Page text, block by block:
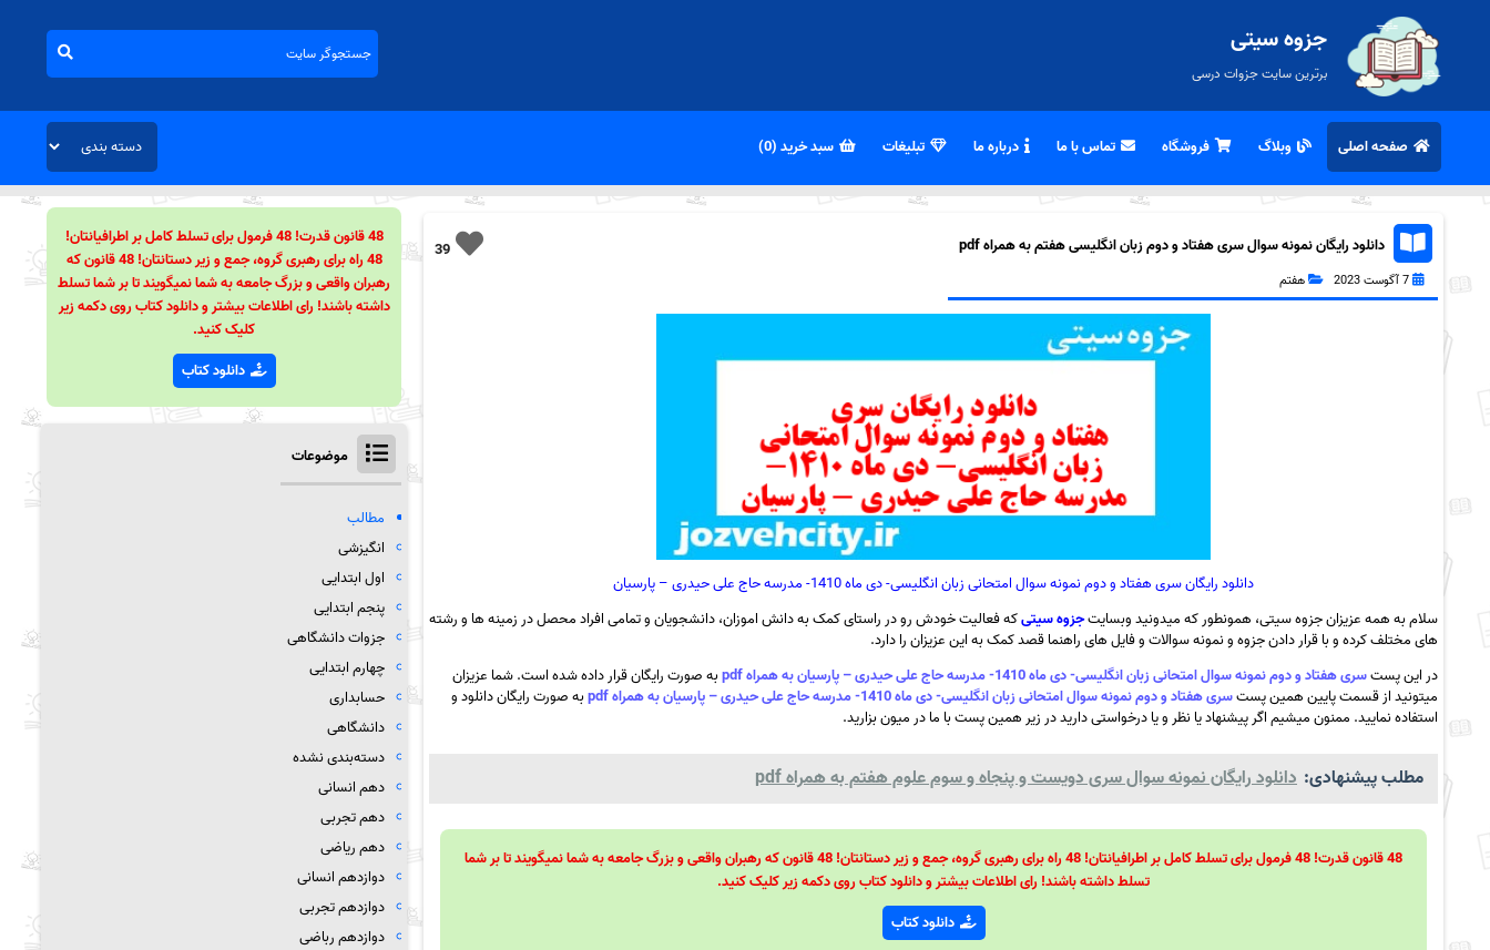
جزوه سیتی
برترین سایت جزوات درسی
صفحه اصلی وبلاگ فروشگاه تماس با ما درباره ما تبلیغات سبد خرید (0)
39 دانلود رایگان نمونه سوال سری هفتاد و دوم زبان انگلیسی هفتم به همراه pdf
7 آگوست 2023 هفتم
دانلود رایگان سری هفتاد و دوم نمونه سوال امتحانی زبان انگلیسی- دی ماه 1410- مدرسه حاج علی حیدری – پارسیان
سلام به همه عزیزان جزوه سیتی، همونطور که میدونید وبسایتجزوه سیتیکه فعالیت خودش رو در راستای کمک به دانش اموزان، دانشجویان و تمامی افراد محصل در زمینه ها و رشته
های مختلف کرده و با قرار دادن جزوه و نمونه سوالات و فایل های راهنما قصد کمک به این عزیزان را دارد.
در این پستسری هفتاد و دوم نمونه سوال امتحانی زبان انگلیسی- دی ماه 1410- مدرسه حاج علی حیدری – پارسیان به همراه pdf
به صورت رایگان قرار داده شده است. شما عزیزان
میتونید از قسمت پایین همین پستسری هفتاد و دوم نمونه سوال امتحانی زبان انگلیسی- دی ماه 1410- مدرسه حاج علی حیدری – پارسیان به همراه pdf
به صورت رایگان دانلود و
استفاده نمایید. ممنون میشیم اگر پیشنهاد یا نظر و یا درخواستی دارید در زیر همین پست با ما در میون بزارید.
مطلب پیشنهادی: دانلود رایگان نمونه سوال سری دویست و پنجاه و سوم علوم هفتم به همراه pdf
48 قانون قدرت! 48 فرمول برای تسلط کامل بر اطرافیانتان! 48 راه برای رهبری گروه، جمع و زیر دستانتان! 48 قانون که رهبران واقعی و بزرگ جامعه به شما نمیگویند تا بر شما
تسلط داشته باشند! رای اطلاعات بیشتر و دانلود کتاب روی دکمه زیر کلیک کنید.
دانلود کتاب
48 قانون قدرت! 48 فرمول برای تسلط کامل بر اطرافیانتان!
48 راه برای رهبری گروه، جمع و زیر دستانتان! 48 قانون که
رهبران واقعی و بزرگ جامعه به شما نمیگویند تا بر شما تسلط
داشته باشند! رای اطلاعات بیشتر و دانلود کتاب روی دکمه زیر
کلیک کنید.
دانلود کتاب
موضوعات
مطالب
انگیزشی
اول ابتدایی
پنجم ابتدایی
جزوات دانشگاهی
چهارم ابتدایی
حسابداری
دانشگاهی
دسته‌بندی نشده
دهم انسانی
دهم تجربی
دهم ریاضی
دوازدهم انسانی
دوازدهم تجربی
دوازدهم رباضی